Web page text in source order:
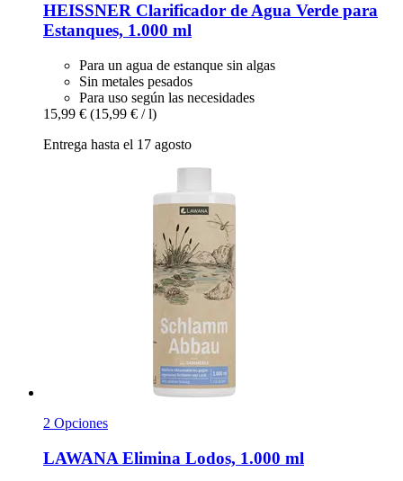
HEISSNER Clarificador de Agua Verde para
Estanques, 1.000 ml
Para un agua de estanque sin algas
Sin metales pesados
Para uso según las necesidades
15,99 € (15,99 € / l)
Entrega hasta el 17 agosto
2 Opciones
LAWANA Elimina Lodos, 1.000 ml